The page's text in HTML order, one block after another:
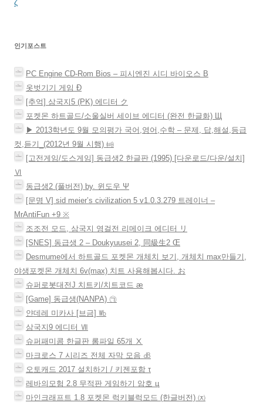
게
ζ
인기포스트
PC Engine CD-Rom Bios – 피시엔진 시디 바이오스 Β
옷벗기기 게임 Ð
[추억] 삼국지5 (PK) 에디터 ク
포켓몬 하트골드/소울실버 세이브 에디터 (완전 한글화) Щ
▶ 2013학년도 9월 모의평가 국어,영어,수학 – 문제, 답,해설,등급
컷,듣기_(2012년 9월 시행) ㈓
[고전게임/도스게임] 동급생2 한글판 (1995) [다운로드/다운/설치]
Ⅵ
동급생2 (풀버전) by. 윈도우 Ψ
[문명 V] sid meier’s civilization 5 v1.0.3.279 트레이너 –
MrAntiFun +9 ※
조조전 모드, 삼국지 영걸전 리메이크 에디터 リ
[SNES] 동급생 2 – Doukyuusei 2, 同級生2 Œ
Desmume에서 하트골드 포켓몬 개체치 보기, 개체치 max만들기,
야생포켓몬 개체치 6v(max) 치트 사용해봅시다. お
슈퍼로봇대전J 치트키/치트코드 æ
[Game] 동급생(NANPA) ㉠
얀데레 미카사 [브금] ㏝
삼국지9 에디터 Ⅶ
슈퍼패미콤 한글판 롬파일 65개 Ⅹ
마크로스 7 시리즈 전체 자막 모음 ㏈
오토캐드 2017 설치하기 / 키젠포함 τ
레바의모험 2.8 무적판 게임하기 암호 ц
마인크래프트 1.8 포켓몬 럭키블럭모드 (한글버전) ㈈